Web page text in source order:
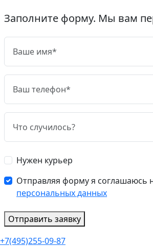
Заполните форму. Мы вам
Нужен курьер
Отправляя форму я соглашаюсь
персональных данных
Отправить заявку
+7(495)255-09-87